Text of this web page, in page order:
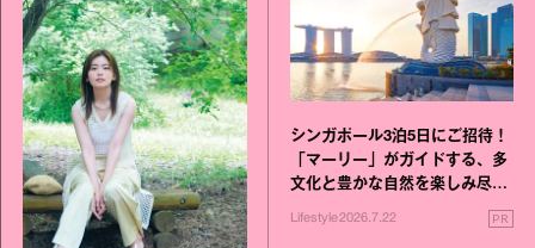
シンガポール3泊5日にご招待！
「マーリー」がガイドする、多
文化と豊かな自然を楽しみ尽く
Lifestyle2026.7.22 PR